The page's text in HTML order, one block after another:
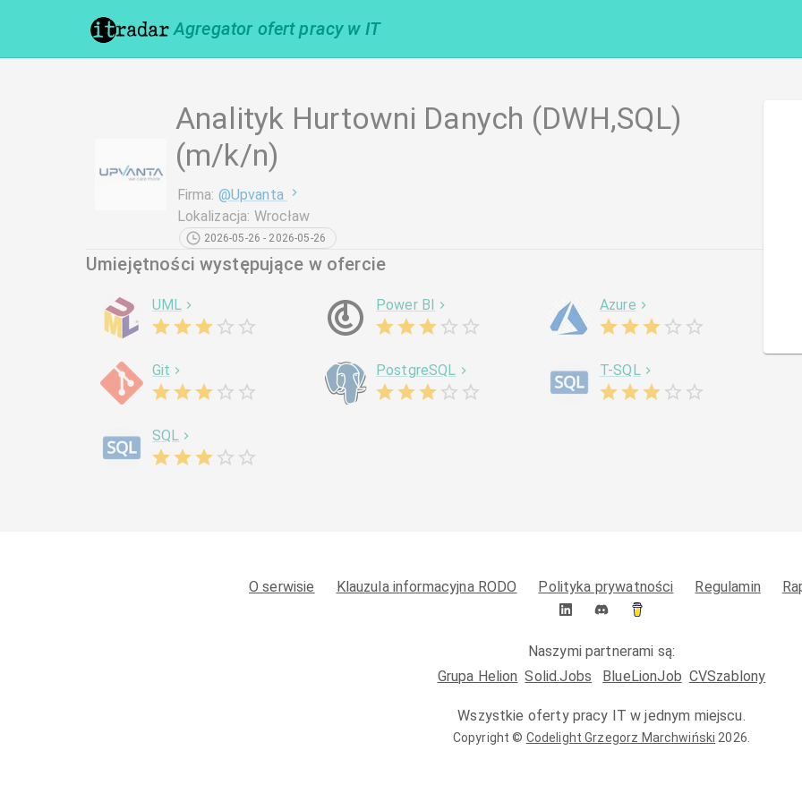
Agregator ofert pracy w IT
Analityk Hurtowni Danych (DWH,SQL)
(m/k/n)
Firma: @Upvanta
Lokalizacja: Wrocław
2026-05-26 - 2026-05-26
Umiejętności występujące w ofercie
UML Power BI Azure
Git PostgreSQL T-SQL
SQL
O serwisie Klauzula informacyjna RODO Polityka prywatności Regulamin
Naszymi partnerami są:
Grupa Helion Solid.Jobs BlueLionJob CVSzablony
Wszystkie oferty pracy IT w jednym miejscu.
Copyright © Codelight Grzegorz Marchwiński 2026